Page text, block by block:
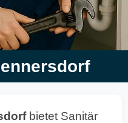
bietet Sanitär